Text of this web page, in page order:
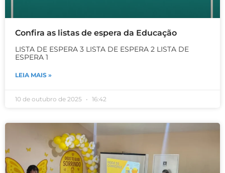
Confira as listas de espera da Educação
LISTA DE ESPERA 3 LISTA DE ESPERA 2 LISTA DE
ESPERA 1
LEIA MAIS »
10 de outubro de 2025 16:42